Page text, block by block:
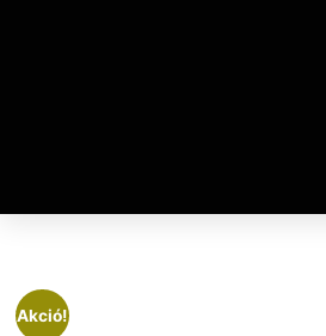
Akció!